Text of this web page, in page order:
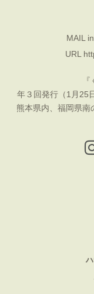
MAIL
URL
年３回発行（1月25
熊本県内、福岡県南